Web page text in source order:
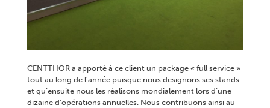
CENTTHOR a apporté à ce client un package « full service »
tout au long de l’année puisque nous designons ses stands
et qu’ensuite nous les réalisons mondialement lors d’une
dizaine d’opérations annuelles. Nous contribuons ainsi au